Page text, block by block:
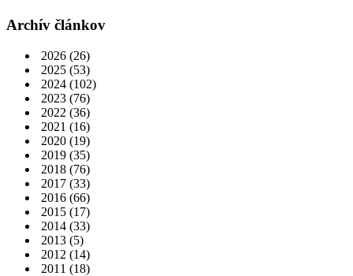
Archív článkov
2026 (26)
2025 (53)
2024 (102)
2023 (76)
2022 (36)
2021 (16)
2020 (19)
2019 (35)
2018 (76)
2017 (33)
2016 (66)
2015 (17)
2014 (33)
2013 (5)
2012 (14)
2011 (18)